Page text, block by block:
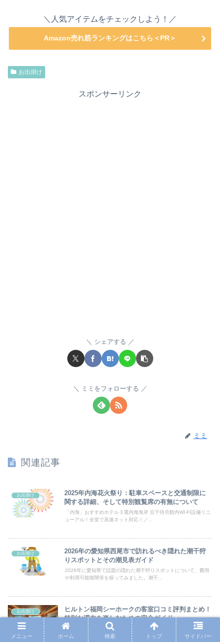
＼人気アイテムをチェックしよう！／
Amazon売れ筋ランキングはこちら＜PR＞
お出掛け
スポンサーリンク
シェアする
ミミをフォローする
ミミ
関連記事
お出掛け
2025年内海花火祭り：駐車スペースと交通制限に
関する詳細、そして特別観覧席の有無について
「内海」おすすめホテル３選内海海岸 豆千待月館内WI-FI設備リニ
ューアル！全室で高速ネット対応！／...
お出掛け
2026年の愛知県西尾市で訪れるべき隠れた潮干狩
りスポットとその潮見表ガイド
2026年に愛知県で話題の隠れた潮干狩りスポットについて、費用
や利用可能期間等を探ってみました。潮干...
お出掛け
ヒルトン福岡シーホークの客室口コミ評判まとめ！
特別な滞在を楽しむための完全ガイド
ヒルトン福岡シーホークの客室口コミや評判を徹底解説！広々とし
た快適な部屋、オーシャンビュー、朝食の豊富なメニューなど、家
メニュー ホーム 検索 トップ サイドバー